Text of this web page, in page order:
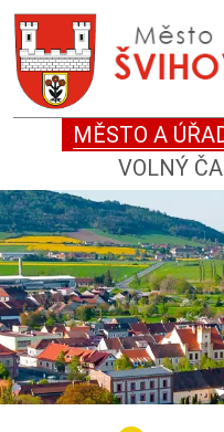
MĚSTO A
VOLNÝ